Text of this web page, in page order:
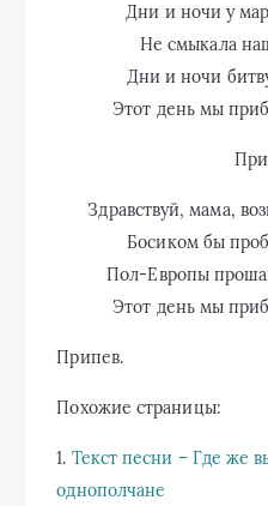
Дни и ночи у
Не смыкала
Дни и ночи
Этот день мы
Здравствуй, мама,
Босиком бы
Пол-Европы
Этот день мы
Припев.
Похожие страницы:
1. Текст песни – Где же
однополчане